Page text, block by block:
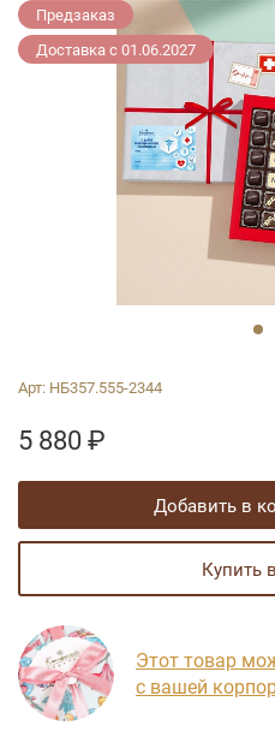
Предзаказ
Доставка с 01.06.2027
Арт: НБ357.555-2344
5 880 ₽
добавить в
купить
Этот товар
с вашей